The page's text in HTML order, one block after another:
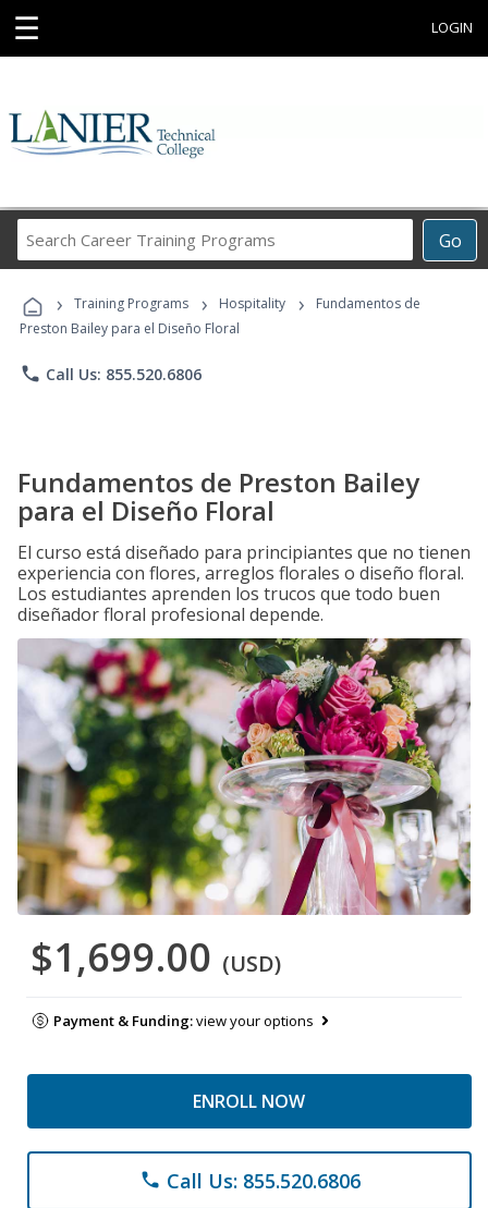
☰ LOGIN
Go
Career
Programs
› Training Programs › Hospitality ›
Fundamentos de
Preston Bailey para el Diseño Floral
phone Call Us: 855.520.6806
Fundamentos de Preston Bailey
para el Diseño Floral
El curso está diseñado para principiantes que no tienen
experiencia con flores, arreglos florales o diseño floral.
Los estudiantes aprenden los trucos que todo buen
diseñador floral profesional depende.
$1,699.00 (USD)
Payment & Funding:view your options
ENROLL NOW
phone Call Us: 855.520.6806